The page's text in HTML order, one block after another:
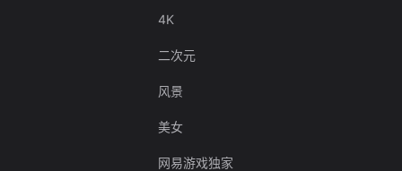
4K
二次元
风景
美女
网易游戏独家